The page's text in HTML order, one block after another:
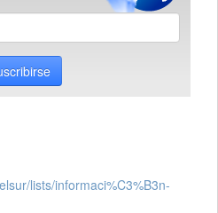
lists/informaci%C3%B3n-